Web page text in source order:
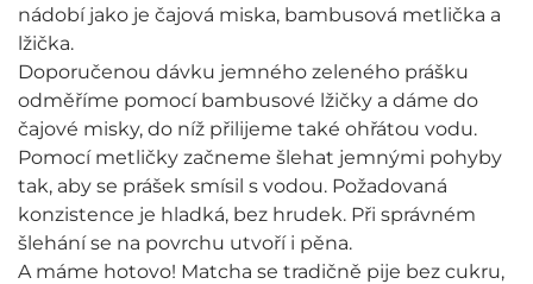
nádobí jako je čajová miska, bambusová metlička a
lžička.
Doporučenou dávku jemného zeleného prášku
odměříme pomocí bambusové lžičky a dáme do
čajové misky, do níž přilijeme také ohřátou vodu.
Pomocí metličky začneme šlehat jemnými pohyby
tak, aby se prášek smísil s vodou. Požadovaná
konzistence je hladká, bez hrudek. Při správném
šlehání se na povrchu utvoří i pěna.
A máme hotovo! Matcha se tradičně pije bez cukru,